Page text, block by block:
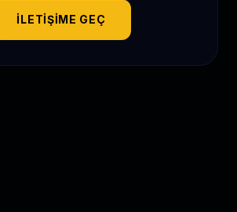
İLETIŞIME GEÇ